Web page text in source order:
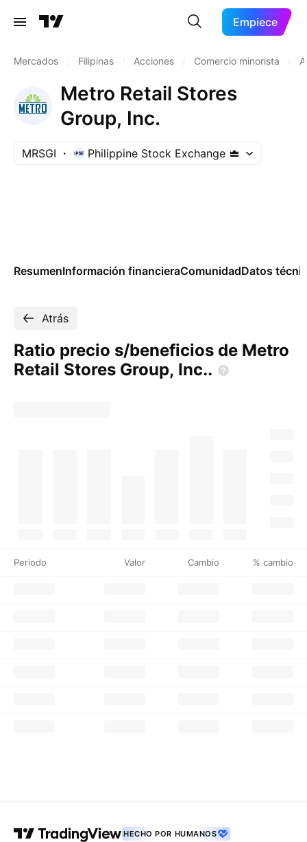
Empiece
Mercados Filipinas Acciones Comercio minorista
Metro Retail Stores
Group, Inc.
MRSGI Philippine Stock Exchange
ResumenInformación financieraComunidadDatos
Atrás
Ratio precio s/beneficios de Metro
Retail Stores Group, Inc..
Periodo Valor Cambio % cambio
HECHO POR HUMANOS